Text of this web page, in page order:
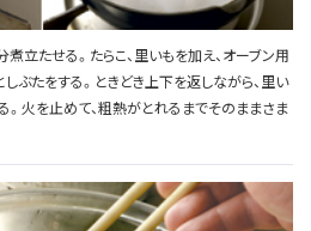
立たせる。たらこ、里いもを加え、オーブン用
しぶたをする。ときどき上下を返しながら、里い
。火を止めて、粗熱がとれるまでそのままさま